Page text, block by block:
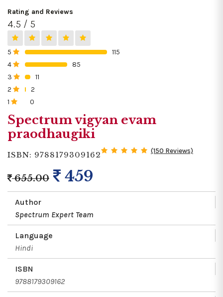
Rating and Reviews
4.5 / 5
5
115
4
85
3
11
2
2
1
0
Spectrum vigyan evam
praodhaugiki
ISBN: 9788179309162 (150 Reviews)
655.00 459
Author
Spectrum Expert Team
Language
Hindi
ISBN
9788179309162